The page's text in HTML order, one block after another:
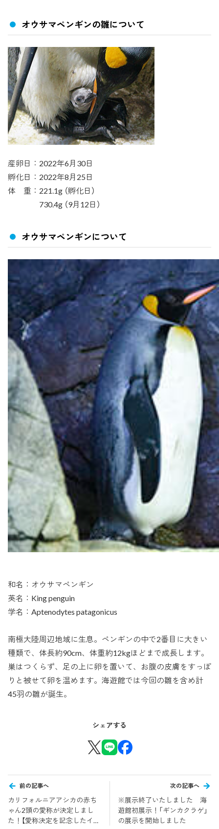
オウサマペンギンの雛について
産卵日：2022年6月30日
孵化日：2022年8月25日
体 重：221.1g （孵化日）
730.4g （9月12日）
オウサマペンギンについて
和名：オウサマペンギン
英名：King penguin
学名：Aptenodytes patagonicus
南極大陸周辺地域に生息。ペンギンの中で2番目に大きい
種類で、体長約90cm、体重約12kgほどまで成長します。
巣はつくらず、足の上に卵を置いて、お腹の皮膚をすっぽ
りと被せて卵を温めます。海遊館では今回の雛を含め計
45羽の雛が誕生。
シェアする
前の記事へ
カリフォルニアアシカの赤ち
ゃん2頭の愛称が決定しまし
た！【愛称決定を記念したイベ
次の記事へ
※展示終了いたしました 海
遊館初展示！「ギンカクラゲ」
の展示を開始しました